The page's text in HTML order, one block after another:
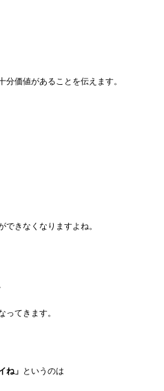
価値があることを伝えます。
できなくなりますよね。
ってきます。
ね」 というのは